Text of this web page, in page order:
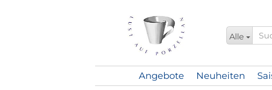
Alle
Angebote Neuheiten